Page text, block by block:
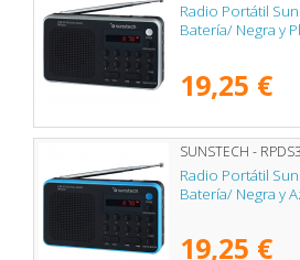
Radio Portátil
Batería/ Negra y
19,25 €
SUNSTECH -
Radio Portátil
Batería/ Negra y
19,25 €